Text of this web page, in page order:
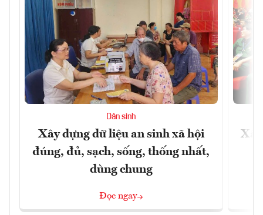
Dân sinh
Xây dựng dữ liệu an sinh xã hội
đúng, đủ, sạch, sống, thống nhất,
dùng chung
Đọc ngay